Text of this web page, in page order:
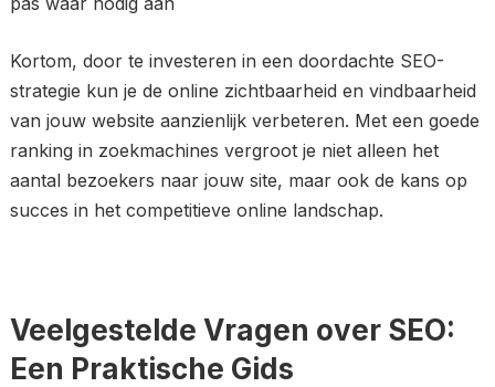
Kortom, door te investeren in een doordachte SEO-
strategie kun je de online zichtbaarheid en vindbaarheid
van jouw website aanzienlijk verbeteren. Met een goede
ranking in zoekmachines vergroot je niet alleen het
aantal bezoekers naar jouw site, maar ook de kans op
succes in het competitieve online landschap.
Veelgestelde Vragen over SEO:
Een Praktische Gids